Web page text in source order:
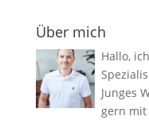
Über mich
Hallo,
Junges
gern mit